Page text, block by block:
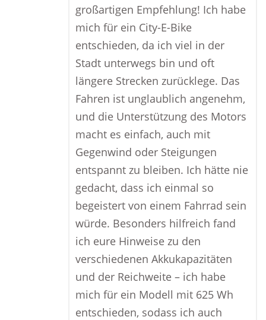
großartigen Empfehlung! Ich habe
mich für ein City-E-Bike
entschieden, da ich viel in der
Stadt unterwegs bin und oft
längere Strecken zurücklege. Das
Fahren ist unglaublich angenehm,
und die Unterstützung des Motors
macht es einfach, auch mit
Gegenwind oder Steigungen
entspannt zu bleiben. Ich hätte nie
gedacht, dass ich einmal so
begeistert von einem Fahrrad sein
würde. Besonders hilfreich fand
ich eure Hinweise zu den
verschiedenen Akkukapazitäten
und der Reichweite – ich habe
mich für ein Modell mit 625 Wh
entschieden, sodass ich auch